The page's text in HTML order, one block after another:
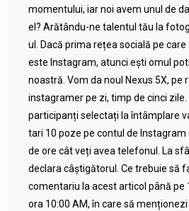
momentului, iar noi avem unul de
el? Arătându-ne talentul tău la
ul. Dacă prima rețea socială pe
este Instagram, atunci ești omul
noastră. Vom da noul Nexus 5X, pe
instagramer pe zi, timp de cinci zile.
participanți selectați la întâmplare
tari 10 poze pe contul de Instagram
de ore cât veți avea telefonul. La
declara câștigătorul. Ce trebuie să
comentariu la acest articol până pe
ora 10:00 AM, în care să